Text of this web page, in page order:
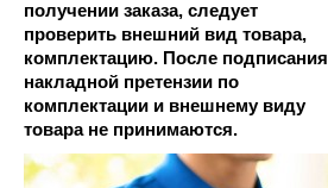
получении заказа, следует
проверить внешний вид товара,
комплектацию. После подписания
накладной претензии по
комплектации и внешнему виду
товара не принимаются.